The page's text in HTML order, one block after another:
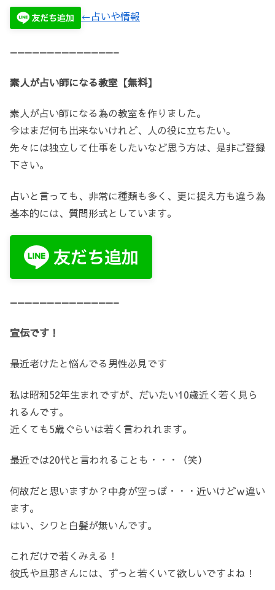
←占いや情報
——————————————–
素人が占い師になる教室【無料】
素人が占い師になる為の教室を作りました。
今はまだ何も出来ないけれど、人の役に立ちたい。
先々には独立して仕事をしたいなど思う方は、是非ご登録
下さい。
占いと言っても、非常に種類も多く、更に捉え方も違う為
基本的には、質問形式としています。
——————————————–
宣伝です！
最近老けたと悩んでる男性必見です
私は昭和52年生まれですが、だいたい10歳近く若く見ら
れるんです。
近くても5歳ぐらいは若く言われれます。
最近では20代と言われることも・・・（笑）
何故だと思いますか？中身が空っぽ・・・近いけどｗ違い
ます。
はい、シワと白髪が無いんです。
これだけで若くみえる！
彼氏や旦那さんには、ずっと若くいて欲しいですよね！